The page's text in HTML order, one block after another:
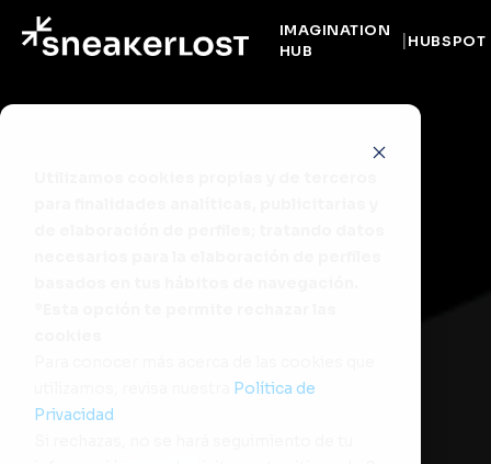
Política de
Privacidad
IMAGINATION
HUB
HUBSPOT